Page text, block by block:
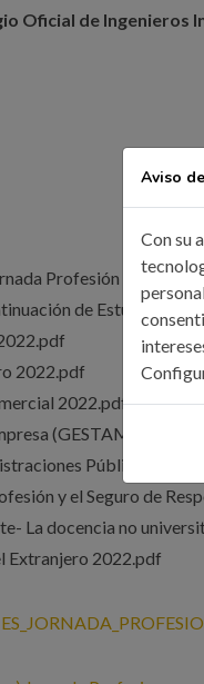
Oficial de Ingenieros
Profesión (RENFE)
de Estudios
2022.pdf
2022.pdf
(GESTAMP)
Públicas
y el Seguro de
La docencia no
Extranjero 2022.pdf
Aviso
Con su